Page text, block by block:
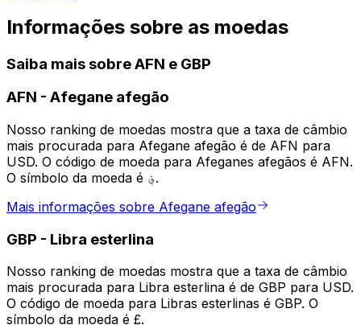
Informações sobre as moedas
Saiba mais sobre AFN e GBP
AFN - Afegane afegão
Nosso ranking de moedas mostra que a taxa de câmbio
mais procurada para Afegane afegão é de AFN para
USD. O código de moeda para Afeganes afegãos é AFN.
O símbolo da moeda é ؋.
Mais informações sobre Afegane afegão
GBP - Libra esterlina
Nosso ranking de moedas mostra que a taxa de câmbio
mais procurada para Libra esterlina é de GBP para USD.
O código de moeda para Libras esterlinas é GBP. O
símbolo da moeda é £.